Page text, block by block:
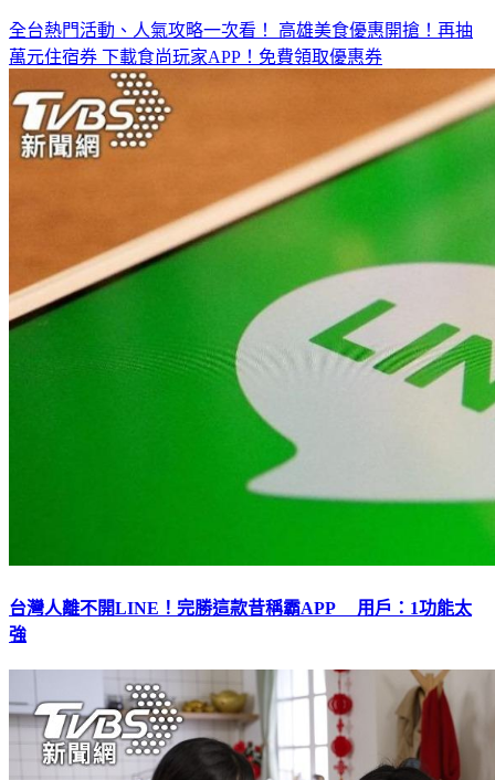
全台熱門活動、人氣攻略一次看！ 高雄美食優惠開搶！再抽
萬元住宿券 下載食尚玩家APP！免費領取優惠券
台灣人離不開LINE！完勝這款昔稱霸APP 用戶：1功能太
強